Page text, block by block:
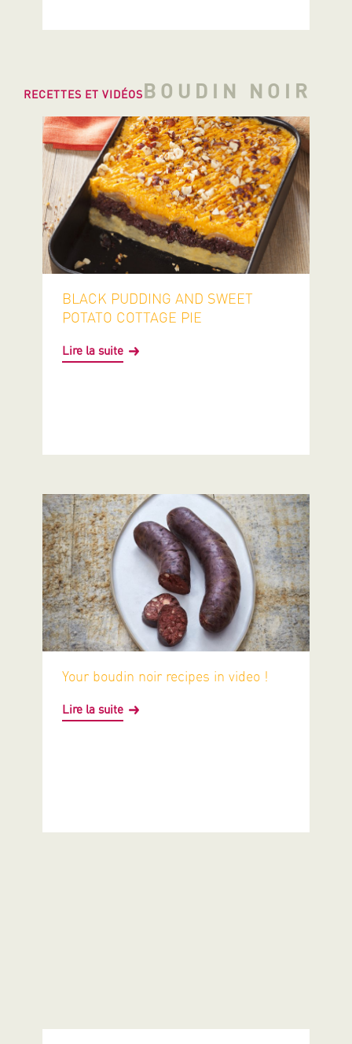
BOUDIN NOIR
RECETTES ET VIDÉOS
BLACK PUDDING AND SWEET
POTATO COTTAGE PIE
Lire la suite
Your boudin noir recipes in video !
Lire la suite